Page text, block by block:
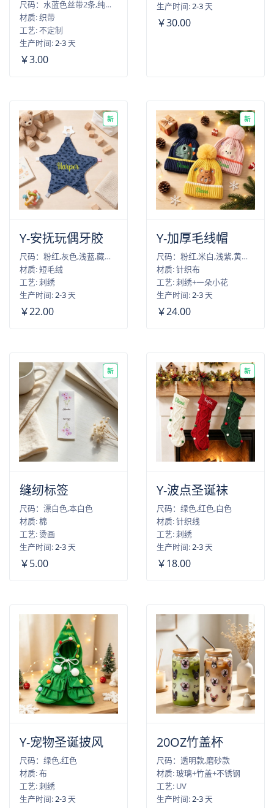
尺码：水蓝色丝带2条,纯白色丝带2条,水粉色丝带2条,柳绿色丝带2条
材质: 织带
工艺: 不定制
生产时间:2-3天
￥3.00
生产时间:2-3天
￥30.00
新
Y-安抚玩偶牙胶
尺码：粉红,灰色,浅蓝,藏青色,绿色
材质: 短毛绒
工艺: 刺绣
生产时间:2-3天
￥22.00
新
Y-加厚毛线帽
尺码：粉红,米白,浅紫,黄色,藏青色
材质: 针织布
工艺: 刺绣+一朵小花
生产时间:2-3天
￥24.00
新
缝纫标签
尺码：漂白色,本白色
材质: 棉
工艺: 烫画
生产时间:2-3天
￥5.00
新
Y-波点圣诞袜
尺码：绿色,红色,白色
材质: 针织线
工艺: 刺绣
生产时间:2-3天
￥18.00
Y-宠物圣诞披风
尺码：绿色,红色
材质: 布
工艺: 刺绣
生产时间:2-3天
20OZ竹盖杯
尺码：透明款,磨砂款
材质: 玻璃+竹盖+不锈钢
工艺: UV
生产时间:2-3天